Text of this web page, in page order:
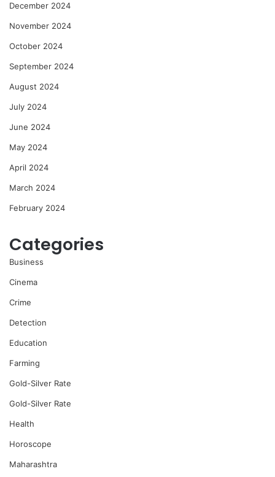
December 2024
November 2024
October 2024
September 2024
August 2024
July 2024
June 2024
May 2024
April 2024
March 2024
February 2024
Categories
Business
Cinema
Crime
Detection
Education
Farming
Gold-Silver Rate
Gold-Silver Rate
Health
Horoscope
Maharashtra